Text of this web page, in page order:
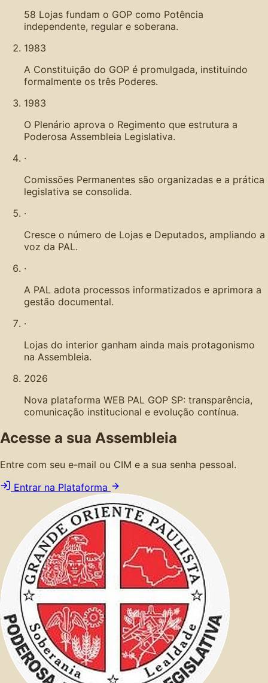
58 Lojas fundam o GOP como Potência
independente, regular e soberana.
1983
A Constituição do GOP é promulgada, instituindo
formalmente os três Poderes.
1983
O Plenário aprova o Regimento que estrutura a
Poderosa Assembleia Legislativa.
·
Comissões Permanentes são organizadas e a prática
legislativa se consolida.
·
Cresce o número de Lojas e Deputados, ampliando a
voz da PAL.
·
A PAL adota processos informatizados e aprimora a
gestão documental.
·
Lojas do interior ganham ainda mais protagonismo
na Assembleia.
2026
Nova plataforma WEB PAL GOP SP: transparência,
comunicação institucional e evolução contínua.
Acesse a sua Assembleia
Entre com seu e-mail ou CIM e a sua senha pessoal.
Entrar na Plataforma